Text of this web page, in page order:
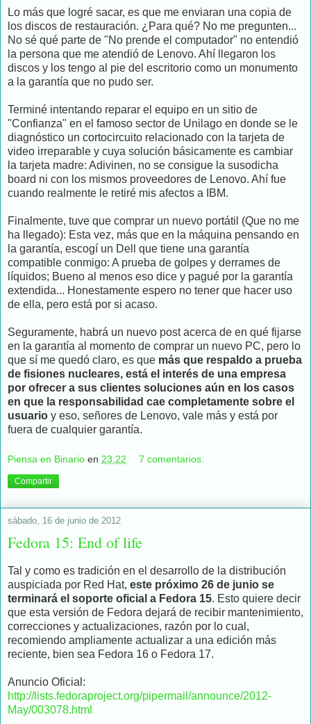
Lo más que logré sacar, es que me enviaran una copia de
los discos de restauración. ¿Para qué? No me pregunten...
No sé qué parte de "No prende el computador" no entendió
la persona que me atendió de Lenovo. Ahí llegaron los
discos y los tengo al pie del escritorio como un monumento
a la garantía que no pudo ser.
Terminé intentando reparar el equipo en un sitio de
"Confianza" en el famoso sector de Unilago en donde se le
diagnóstico un cortocircuito relacionado con la tarjeta de
video irreparable y cuya solución básicamente es cambiar
la tarjeta madre: Adivinen, no se consigue la susodicha
board ni con los mismos proveedores de Lenovo. Ahí fue
cuando realmente le retiré mis afectos a IBM.
Finalmente, tuve que comprar un nuevo portátil (Que no me
ha llegado): Esta vez, más que en la máquina pensando en
la garantía, escogí un Dell que tiene una garantía
compatible conmigo: A prueba de golpes y derrames de
líquidos; Bueno al menos eso dice y pagué por la garantía
extendida... Honestamente espero no tener que hacer uso
de ella, pero está por si acaso.
Seguramente, habrá un nuevo post acerca de en qué fijarse
en la garantía al momento de comprar un nuevo PC, pero lo
que sí me quedó claro, es que más que respaldo a prueba
de fisiones nucleares, está el interés de una empresa
por ofrecer a sus clientes soluciones aún en los casos
en que la responsabilidad cae completamente sobre el
usuario y eso, señores de Lenovo, vale más y está por
fuera de cualquier garantía.
Piensa en Binario en 23:22 7 comentarios:
Compartir
sábado, 16 de junio de 2012
Fedora 15: End of life
Tal y como es tradición en el desarrollo de la distribución
auspiciada por Red Hat, este próximo 26 de junio se
terminará el soporte oficial a Fedora 15. Esto quiere decir
que esta versión de Fedora dejará de recibir mantenimiento,
correcciones y actualizaciones, razón por lo cual,
recomiendo ampliamente actualizar a una edición más
reciente, bien sea Fedora 16 o Fedora 17.
Anuncio Oficial:
http://lists.fedoraproject.org/pipermail/announce/2012-
May/003078.html